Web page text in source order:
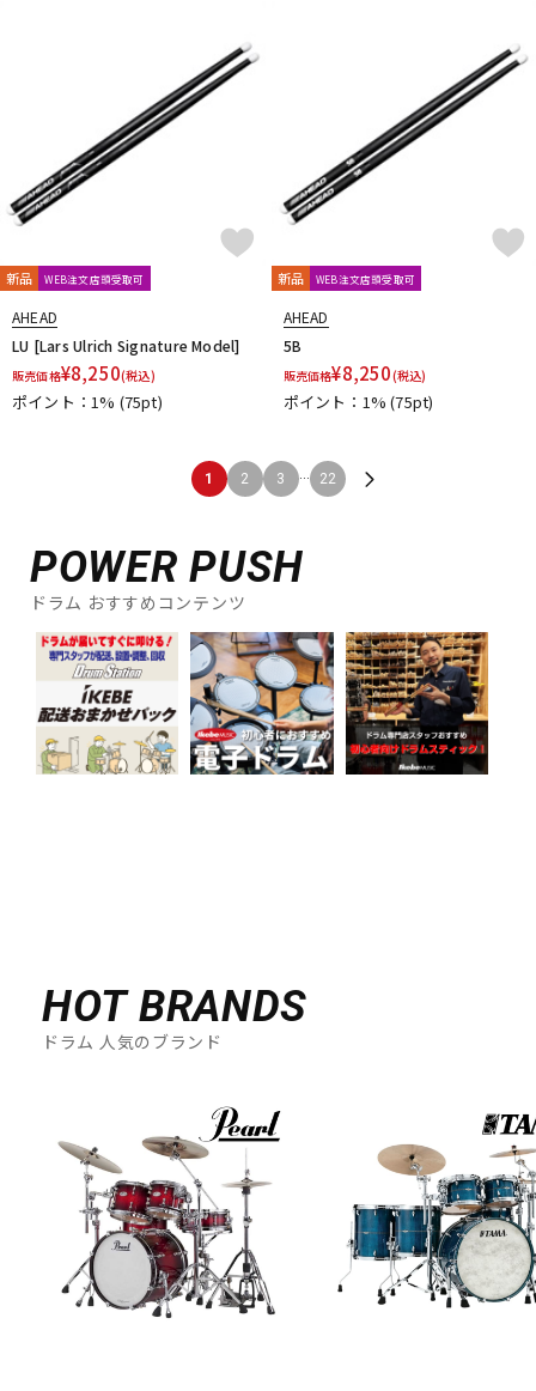
新品 WEB注文店頭受取可
AHEAD
LU [Lars Ulrich Signature Model]
販売価格¥8,250(税込)
ポイント：1% (75pt)
新品 WEB注文店頭受取可
AHEAD
5B
販売価格¥8,250(税込)
ポイント：1%(75pt)
1 2 3 ... 22
POWER PUSH
ドラム おすすめコンテンツ
HOT BRANDS
ドラム 人気のブランド